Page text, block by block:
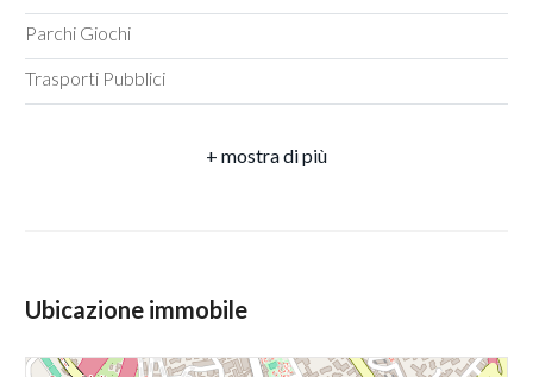
Stato conservazione : Buono
Numero Vetrine : 1
Spese condominio : € 15
Parchi Giochi
Trasporti Pubblici
Ubicazione immobile
Bagni
minimi
3